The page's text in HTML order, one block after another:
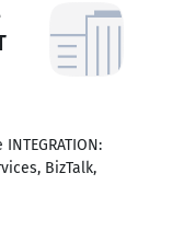
BizTalk,